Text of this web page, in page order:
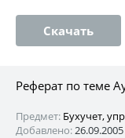
Скачать
Реферат по теме
Предмет: Бухучет,
Добавлено:26.09.2005